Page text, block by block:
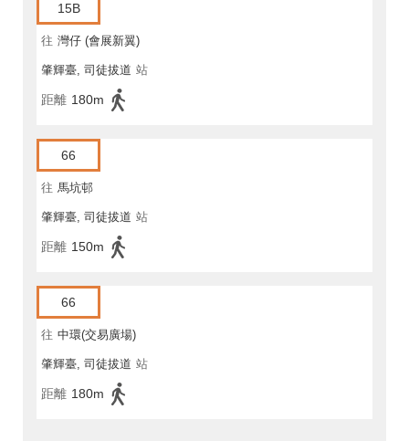
15B
往 灣仔 (會展新翼)
肇輝臺, 司徒拔道 站
距離 180m
66
往 馬坑邨
肇輝臺, 司徒拔道 站
距離 150m
66
往 中環(交易廣場)
肇輝臺, 司徒拔道 站
距離 180m